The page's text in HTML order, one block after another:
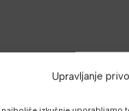
Upravljanje